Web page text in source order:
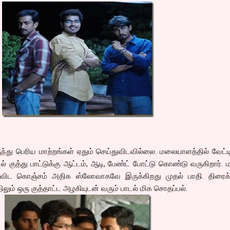
பெரிய மாற்றங்கள் ஏதும் செய்துவிடவில்லை. மலையாளத்தில்
குத்து பாட்டுக்கு ஆட்டம், ஆடி, பேண்ட் போட்டு கொண்டு வருகிறார்.
கொஞ்சம் அதிக ஸ்லோவாகவே இருக்கிறது முதல் பாதி.
ஒரு குத்தாட்ட அழகியுடன் வரும் பாடல் மிக சொதப்பல்.